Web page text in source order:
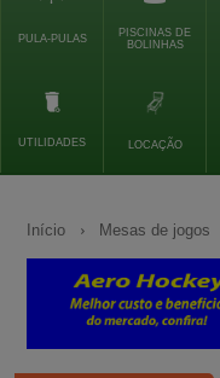
PULA-PULAS
PISCINAS DE
BOLINHAS
UTILIDADES LOCAÇÃO
Início Mesas de jogos